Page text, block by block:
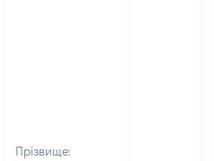
Прізвище: